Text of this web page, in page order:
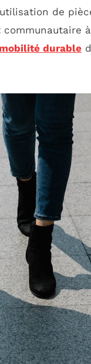
de
mobilité durable